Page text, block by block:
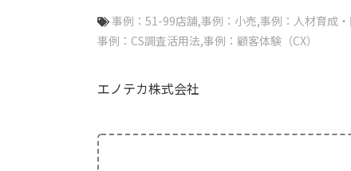
事例：51-99店舗 事例：小売 事例：人材育成
事例：CS調査活用法 事例：顧客体験（CX）
エノテカ株式会社